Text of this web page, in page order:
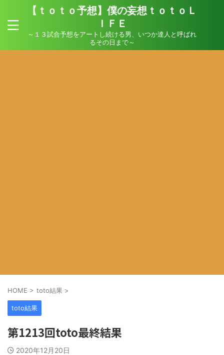
【ｔｏｔｏ予想】僕の妄想ｔｏｔｏＬ
ＩＦＥ
～１３試合予想をアートし続ける男、いつか達人と呼ばれ
るその日まで～
HOME > toto結果 >
toto結果
第1213回toto最終結果
2020年12月20日